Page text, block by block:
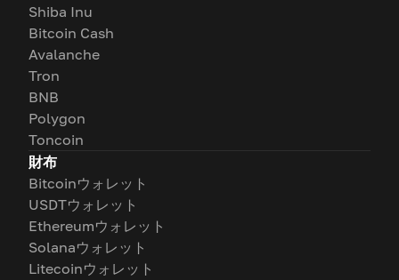
Shiba Inu
Bitcoin Cash
Avalanche
Tron
BNB
Polygon
Toncoin
財布
Bitcoinウォレット
USDTウォレット
Ethereumウォレット
Solanaウォレット
Litecoinウォレット